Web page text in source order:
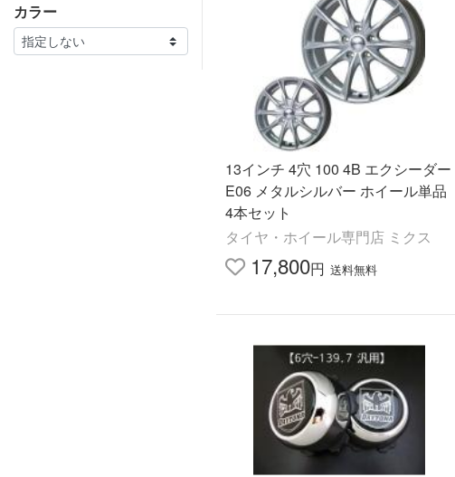
カラー
13インチ 4穴 100 4B エクシーダー
E06 メタルシルバー ホイール単品
4本セット
タイヤ・ホイール専門店 ミクス
17,800円 送料無料